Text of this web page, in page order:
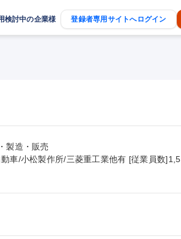
検討中の企業様 登録者専用サイトへログイン
製造・販売
車/小松製作所/三菱重工業他有 [従業員数]1,5